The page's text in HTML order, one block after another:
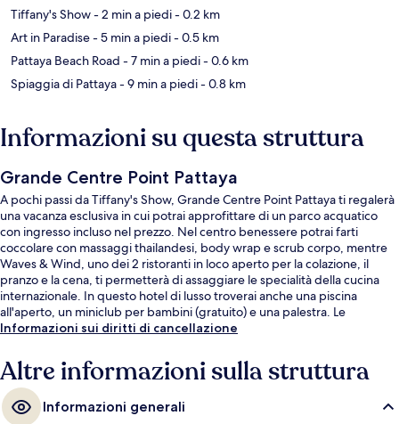
Tiffany's Show- 2 min a piedi- 0.2 km
Art in Paradise- 5 min a piedi- 0.5 km
Pattaya Beach Road - 7 min a piedi- 0.6 km
Spiaggia di Pattaya- 9 min a piedi- 0.8 km
Informazioni su questa struttura
Grande Centre Point Pattaya
A pochi passi da Tiffany's Show, Grande Centre Point Pattaya ti regalerà
una vacanza esclusiva in cui potrai approfittare di un parco acquatico
con ingresso incluso nel prezzo. Nel centro benessere potrai farti
coccolare con massaggi thailandesi, body wrap e scrub corpo, mentre
Waves & Wind, uno dei 2 ristoranti in loco aperto per la colazione, il
pranzo e la cena, ti permetterà di assaggiare le specialità della cucina
internazionale. In questo hotel di lusso troverai anche una piscina
all'aperto, un miniclub per bambini (gratuito) e una palestra. Le
recensioni dei viaggiatori menzionano il personale gentile e le condizioni
Informazioni sui diritti di cancellazione
Altre informazioni sulla struttura
Informazioni generali